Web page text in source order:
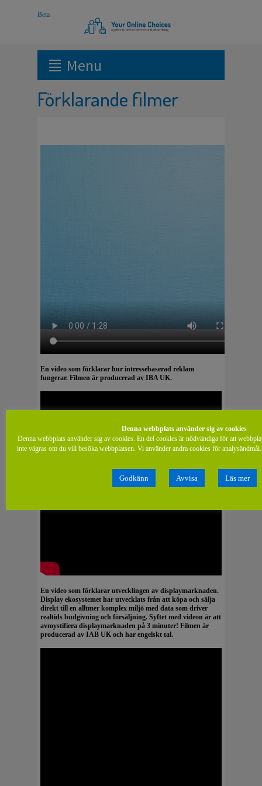
Menu
Förklarande filmer
En video som förklarar hur intressebaserad reklam
fungerar. Filmen är producerad av IBA UK.
En video som förklarar utvecklingen av displaymarknaden.
Display ekosystemet har utvecklats från att köpa och sälja
direkt till en alltmer komplex miljö med data som driver
realtids budgivning och försäljning. Syftet med videon är att
avmystifiera displaymarknaden på 3 minuter! Filmen är
producerad av IAB UK och har engelskt tal.
Denna webbplats använder sig av cookies
Denna webbplats använder sig av cookies. En del cookies är nödvändiga för att
inte vägras om du vill besöka webbplatsen. Vi använder andra cookies för
Godkänn Avvisa Läs mer